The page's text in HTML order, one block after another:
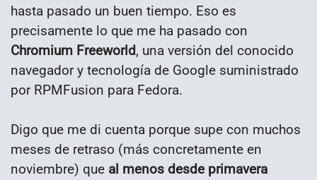
hasta pasado un buen tiempo. Eso es
precisamente lo que me ha pasado con
Chromium Freeworld, una versión del conocido
navegador y tecnología de Google suministrado
por RPMFusion para Fedora.
Digo que me di cuenta porque supe con muchos
meses de retraso (más concretamente en
noviembre) que al menos desde primavera